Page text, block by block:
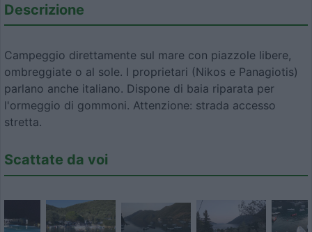
Descrizione
Campeggio direttamente sul mare con piazzole libere,
ombreggiate o al sole. I proprietari (Nikos e Panagiotis)
parlano anche italiano. Dispone di baia riparata per
l'ormeggio di gommoni. Attenzione: strada accesso
stretta.
Scattate da voi